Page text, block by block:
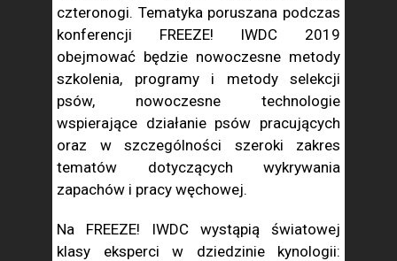
czteronogi. Tematyka poruszana podczas
konferencji FREEZE! IWDC 2019
obejmować będzie nowoczesne metody
szkolenia, programy i metody selekcji
psów, nowoczesne technologie
wspierające działanie psów pracujących
oraz w szczególności szeroki zakres
tematów dotyczących wykrywania
zapachów i pracy węchowej.
Na FREEZE! IWDC wystąpią światowej
klasy eksperci w dziedzinie kynologii: